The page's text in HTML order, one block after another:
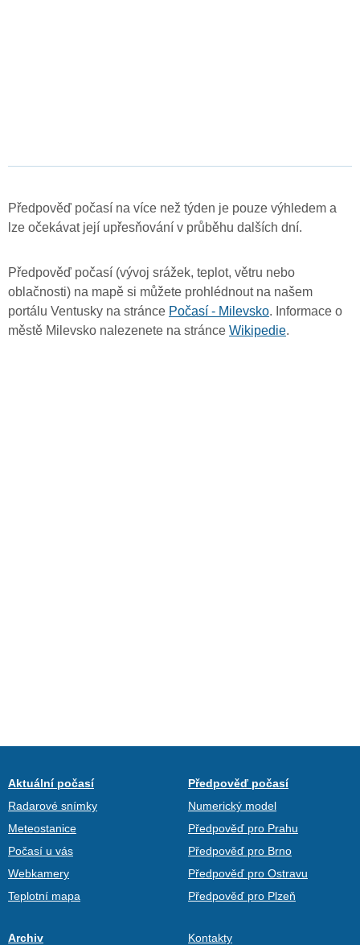
Předpověď počasí na více než týden je pouze výhledem a
lze očekávat její upřesňování v průběhu dalších dní.
Předpověď počasí (vývoj srážek, teplot, větru nebo
oblačnosti) na mapě si můžete prohlédnout na našem
portálu Ventusky na stránce Počasí - Milevsko. Informace o
městě Milevsko nalezenete na stránce Wikipedie.
Aktuální počasí
Radarové snímky
Meteostanice
Počasí u vás
Webkamery
Teplotní mapa
Předpověď počasí
Numerický model
Předpověď pro Prahu
Předpověď pro Brno
Předpověď pro Ostravu
Předpověď pro Plzeň
Archiv Kontakty